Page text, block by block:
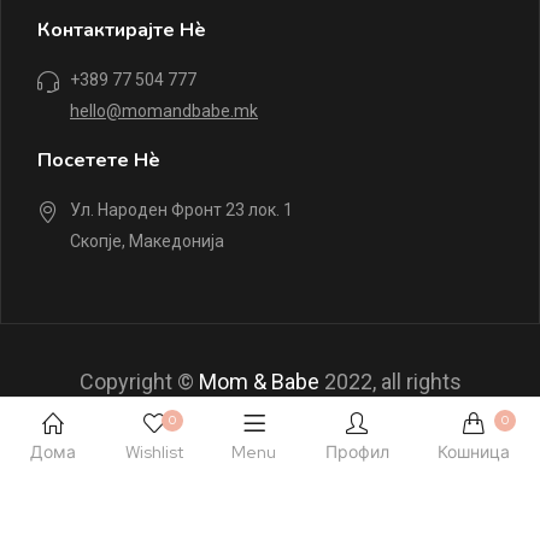
Контактирајте Нè
+389 77 504 777
hello@momandbabe.mk
Посетете Нè
Ул. Народен Фронт 23 лок. 1
Скопје, Македонија
Copyright © Mom & Babe 2022, all rights
reserved.
Дома
0
Wishlist Menu Профил
0
Кошница